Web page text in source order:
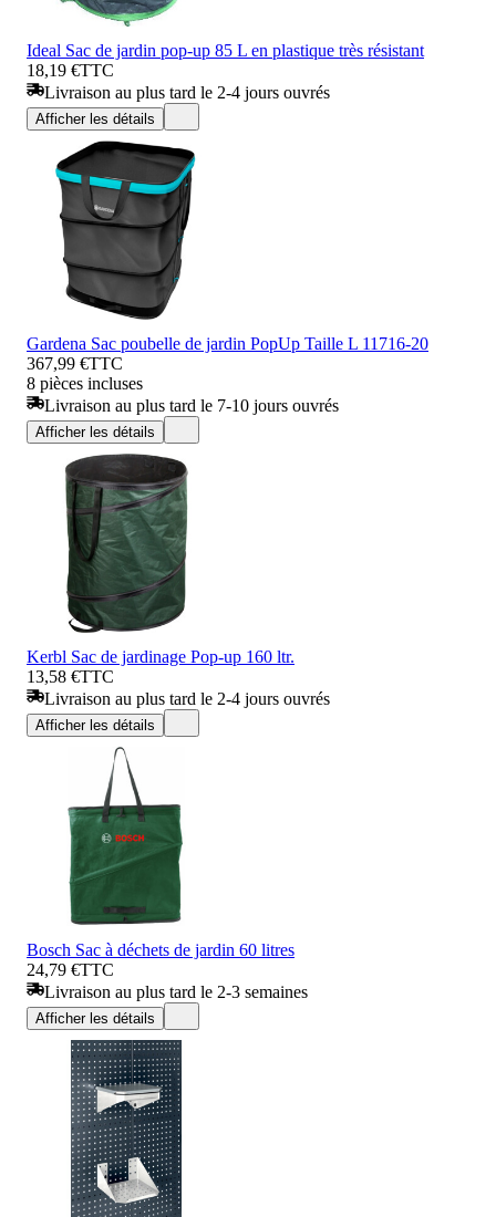
Ideal Sac de jardin pop-up 85 L en plastique très résistant
18,19 €TTC
Livraison au plus tard le 2-4 jours ouvrés
Afficher les détails
Gardena Sac poubelle de jardin PopUp Taille L 11716-20
367,99 €TTC
8 pièces incluses
Livraison au plus tard le 7-10 jours ouvrés
Afficher les détails
Kerbl Sac de jardinage Pop-up 160 ltr.
13,58 €TTC
Livraison au plus tard le 2-4 jours ouvrés
Afficher les détails
Bosch Sac à déchets de jardin 60 litres
24,79 €TTC
Livraison au plus tard le 2-3 semaines
Afficher les détails